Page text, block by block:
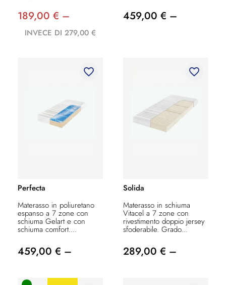
189,00 € –
INVECE DI 279,00 €
459,00 € –
favorite_border
Perfecta
Materasso in poliuretano
espanso a 7 zone con
schiuma Gelart e con
schiuma comfort....
459,00 € –
favorite_border
Solida
Materasso in schiuma
Vitacel a 7 zone con
rivestimento doppio jersey
sfoderabile. Grado...
289,00 € –